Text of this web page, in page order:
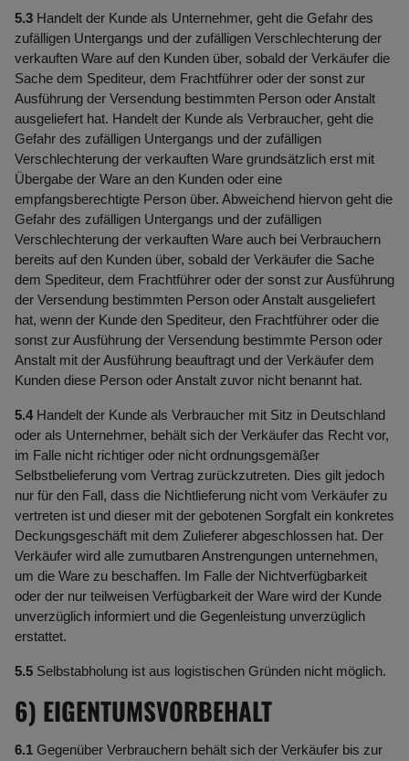
5.3 Handelt der Kunde als Unternehmer, geht die Gefahr des
zufälligen Untergangs und der zufälligen Verschlechterung der
verkauften Ware auf den Kunden über, sobald der Verkäufer die
Sache dem Spediteur, dem Frachtführer oder der sonst zur
Ausführung der Versendung bestimmten Person oder Anstalt
ausgeliefert hat. Handelt der Kunde als Verbraucher, geht die
Gefahr des zufälligen Untergangs und der zufälligen
Verschlechterung der verkauften Ware grundsätzlich erst mit
Übergabe der Ware an den Kunden oder eine
empfangsberechtigte Person über. Abweichend hiervon geht die
Gefahr des zufälligen Untergangs und der zufälligen
Verschlechterung der verkauften Ware auch bei Verbrauchern
bereits auf den Kunden über, sobald der Verkäufer die Sache
dem Spediteur, dem Frachtführer oder der sonst zur Ausführung
der Versendung bestimmten Person oder Anstalt ausgeliefert
hat, wenn der Kunde den Spediteur, den Frachtführer oder die
sonst zur Ausführung der Versendung bestimmte Person oder
Anstalt mit der Ausführung beauftragt und der Verkäufer dem
Kunden diese Person oder Anstalt zuvor nicht benannt hat.
5.4Handelt der Kunde als Verbraucher mit Sitz in Deutschland
oder als Unternehmer, behält sich der Verkäufer das Recht vor,
im Falle nicht richtiger oder nicht ordnungsgemäßer
Selbstbelieferung vom Vertrag zurückzutreten. Dies gilt jedoch
nur für den Fall, dass die Nichtlieferung nicht vom Verkäufer zu
vertreten ist und dieser mit der gebotenen Sorgfalt ein konkretes
Deckungsgeschäft mit dem Zulieferer abgeschlossen hat. Der
Verkäufer wird alle zumutbaren Anstrengungen unternehmen,
um die Ware zu beschaffen. Im Falle der Nichtverfügbarkeit
oder der nur teilweisen Verfügbarkeit der Ware wird der Kunde
unverzüglich informiert und die Gegenleistung unverzüglich
erstattet.
5.5 Selbstabholung ist aus logistischen Gründen nicht möglich.
6) EIGENTUMSVORBEHALT
6.1 Gegenüber Verbrauchern behält sich der Verkäufer bis zur